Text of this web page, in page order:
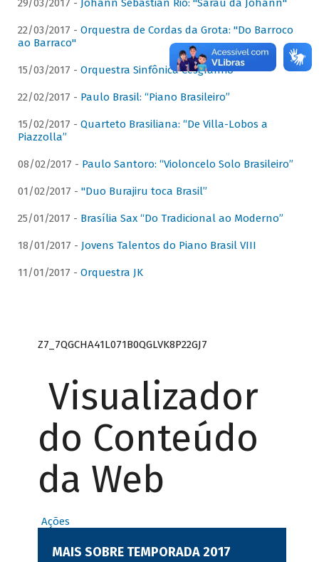
29/03/2017 - Johann Sebastian Rio: "Sarau da Johann"
22/03/2017 - Orquestra de Cordas da Grota: "Do Barroco
ao Barraco"
15/03/2017 - Orquestra Sinfônica Cesgranrio
22/02/2017 - Paulo Brasil: “Piano Brasileiro”
15/02/2017 - Quarteto Brasiliana: “De Villa-Lobos a
Piazzolla”
08/02/2017 - Paulo Santoro: “Violoncelo Solo Brasileiro”
01/02/2017 - "Duo Burajiru toca Brasil”
25/01/2017 - Brasília Sax “Do Tradicional ao Moderno”
18/01/2017 - Jovens Talentos do Piano Brasil VIII
11/01/2017 - Orquestra JK
Z7_7QGCHA41L071B0QGLVK8P22GJ7
Visualizador
do Conteúdo
da Web
Ações
MAIS SOBRE TEMPORADA 2017